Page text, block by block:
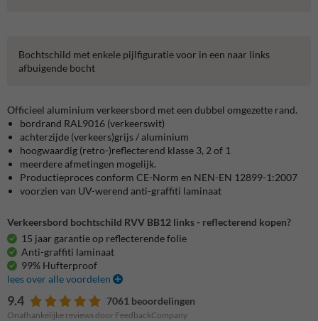
Bochtschild met enkele pijlfiguratie voor in een naar links
afbuigende bocht
Officieel aluminium verkeersbord met een dubbel omgezette rand.
bordrand RAL9016 (verkeerswit)
achterzijde (verkeers)grijs / aluminium
hoogwaardig (retro-)reflecterend klasse 3, 2 of 1
meerdere afmetingen mogelijk.
Productieproces conform CE-Norm en NEN-EN 12899-1:2007
voorzien van UV-werend anti-graffiti laminaat
Verkeersbord bochtschild RVV BB12 links - reflecterend kopen?
15 jaar garantie op reflecterende folie
Anti-graffiti laminaat
99% Hufterproof
lees over alle voordelen
9.4 7061 beoordelingen
Onafhankelijke reviews door FeedbackCompany